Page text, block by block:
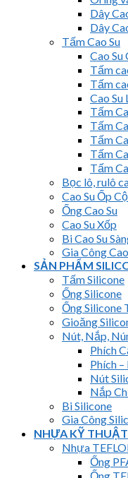
Dây
Dây
Tấm Cao Su
Cao Su
Tấm
Tấm
Cao Su
Tấm
Tấm
Tấm
Tấm
Tấm
Bọc lô, rulô
Cao Su Ốp
Ống Cao Su
Cao Su Xốp
Bi Cao Su
Gia Công
SẢN PHẨM
Tấm Silicone
Ống Silicone
Ống Silicone
Gioăng
Nút, Nắp,
Phích
Phích
Nút
Nắp
Bi Silicone
Gia Công
NHỰA KỸ THUẬT
Nhựa
Ống